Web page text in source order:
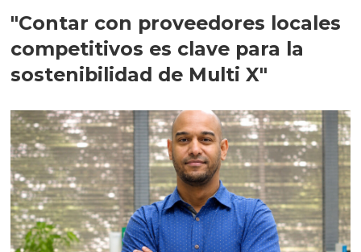
"Contar con proveedores locales
competitivos es clave para la
sostenibilidad de Multi X"